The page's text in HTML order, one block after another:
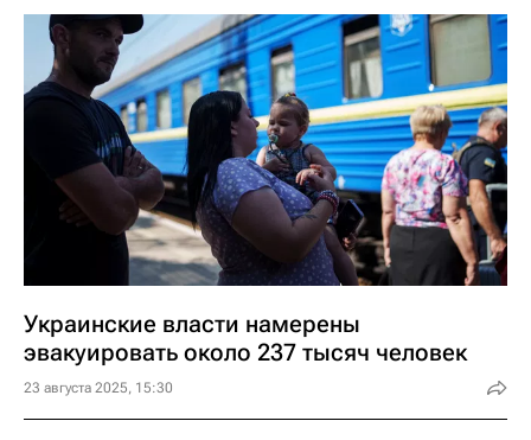
Украинские власти намерены
эвакуировать около 237 тысяч человек
23 августа 2025, 15:30